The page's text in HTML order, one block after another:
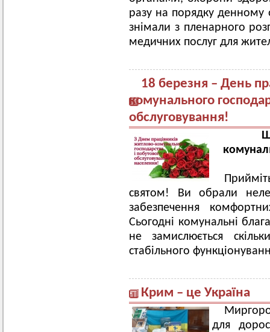
разу на порядку денному
знімали з пленарного
медичних послуг для
18 березня – День
комунального
обслуговування!
святом! Ви обрали
забезпечення
Сьогодні комунальні
не замислюється
стабільного
Крим – це Україна
для